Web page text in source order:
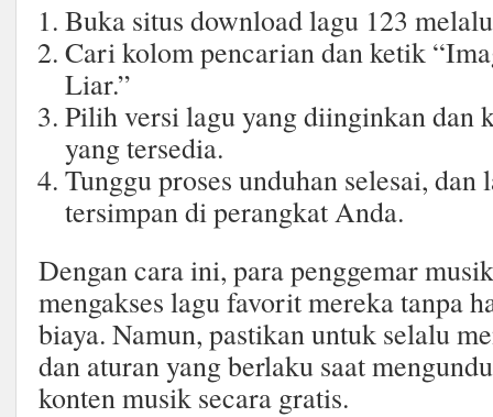
Buka situs download lagu 123
Cari kolom pencarian dan ketik
Liar.”
Pilih versi lagu yang diinginkan dan
yang tersedia.
Tunggu proses unduhan selesai,
tersimpan di perangkat Anda.
Dengan cara ini, para penggemar
mengakses lagu favorit mereka tanpa
biaya. Namun, pastikan untuk selalu
dan aturan yang berlaku saat
konten musik secara gratis.